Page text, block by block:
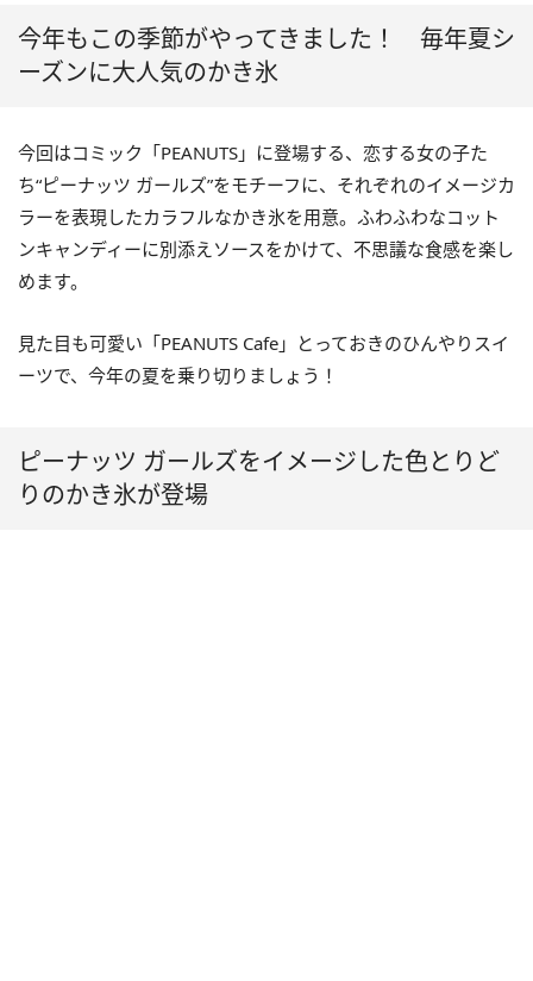
今年もこの季節がやってきました！ 毎年夏シ
ーズンに大人気のかき氷
今回はコミック「PEANUTS」に登場する、恋する女の子た
ち“ピーナッツ ガールズ”をモチーフに、それぞれのイメージカ
ラーを表現したカラフルなかき氷を用意。ふわふわなコット
ンキャンディーに別添えソースをかけて、不思議な食感を楽し
めます。
見た目も可愛い「PEANUTS Cafe」とっておきのひんやりスイ
ーツで、今年の夏を乗り切りましょう！
ピーナッツ ガールズをイメージした色とりど
りのかき氷が登場